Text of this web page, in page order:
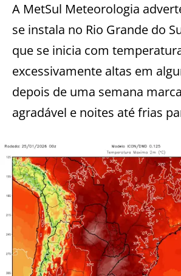
A MetSul Meteorologia
se instala no Rio Grande do
que se inicia com
excessivamente altas em
depois de uma semana
agradável e noites até frias